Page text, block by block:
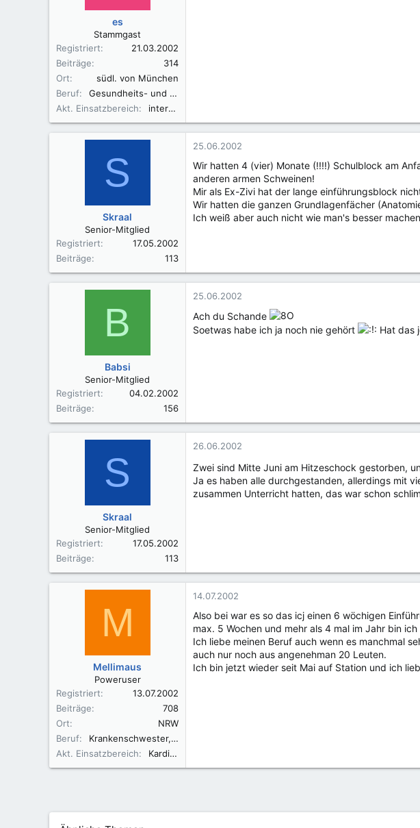
es
Stammgast
Registriert
21.03.2002
Beiträge
314
Ort
südl. von München
Beruf
Gesundheits- und Krankenpflegerin
Akt. Einsatzbereich
interdisziplinäre Privatstation
S
Skraal
Senior-Mitglied
Registriert
17.05.2002
Beiträge
113
25.06.2002
Wir hatten 4 (vier) Monate (!!!!) Schulblock am
anderen armen Schweinen!
Mir als Ex-Zivi hat der lange einführungsblock
Wir hatten die ganzen Grundlagenfächer
Ich weiß aber auch nicht wie man's besser
B
Babsi
Senior-Mitglied
Registriert
04.02.2002
Beiträge
156
25.06.2002
Ach du Schande
Soetwas habe ich ja noch nie gehört
Hat das
S
Skraal
Senior-Mitglied
Registriert
17.05.2002
Beiträge
113
26.06.2002
Zwei sind Mitte Juni am Hitzeschock gestorben,
Ja es haben alle durchgestanden, allerdings mit
zusammen Unterricht hatten, das war schon
M
Mellimaus
Poweruser
Registriert
13.07.2002
Beiträge
708
Ort
NRW
Beruf
Krankenschwester, BA Anleitung und Mentoring
Akt. Einsatzbereich
Kardiologie
14.07.2002
Also bei war es so das icj einen 6 wöchigen
max. 5 Wochen und mehr als 4 mal im Jahr bin
Ich liebe meinen Beruf auch wenn es manchmal
auch nur noch aus angenehman 20 Leuten.
Ich bin jetzt wieder seit Mai auf Station und ich